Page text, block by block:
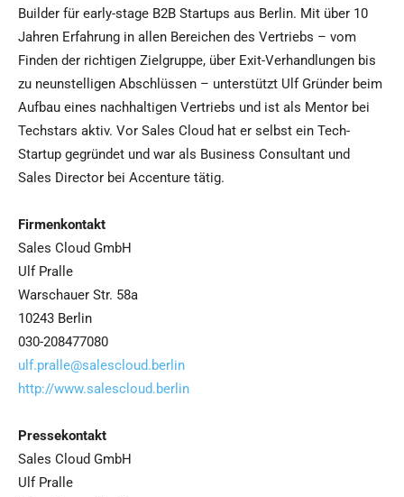
Builder für early-stage B2B Startups aus Berlin. Mit über 10
Jahren Erfahrung in allen Bereichen des Vertriebs – vom
Finden der richtigen Zielgruppe, über Exit-Verhandlungen bis
zu neunstelligen Abschlüssen – unterstützt Ulf Gründer beim
Aufbau eines nachhaltigen Vertriebs und ist als Mentor bei
Techstars aktiv. Vor Sales Cloud hat er selbst ein Tech-
Startup gegründet und war als Business Consultant und
Sales Director bei Accenture tätig.
Firmenkontakt
Sales Cloud GmbH
Ulf Pralle
Warschauer Str. 58a
10243 Berlin
030-208477080
ulf.pralle@salescloud.berlin
http://www.salescloud.berlin
Pressekontakt
Sales Cloud GmbH
Ulf Pralle